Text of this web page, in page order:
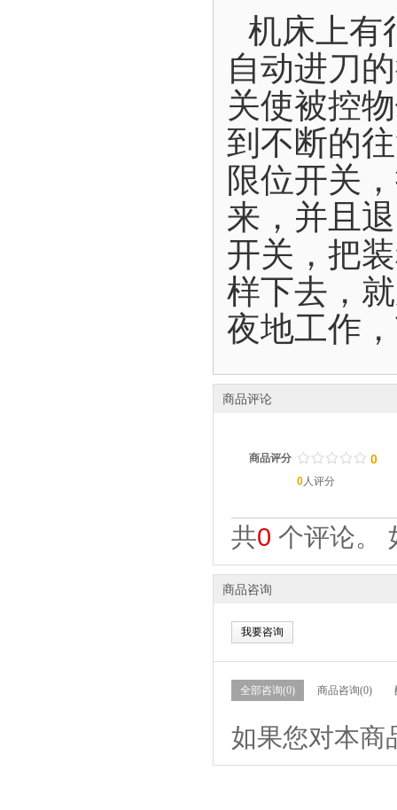
机床上有
自动进刀
关使被控
到不断的
限位开关
来，并且
开关，把
样下去，
夜地工作
商品评论
商品评分 / / / / /
. . . . . 0
0人评分
共0 个评论。
商品咨询
我要咨询
全部咨询(0) 商品咨询(0)
如果您对本商